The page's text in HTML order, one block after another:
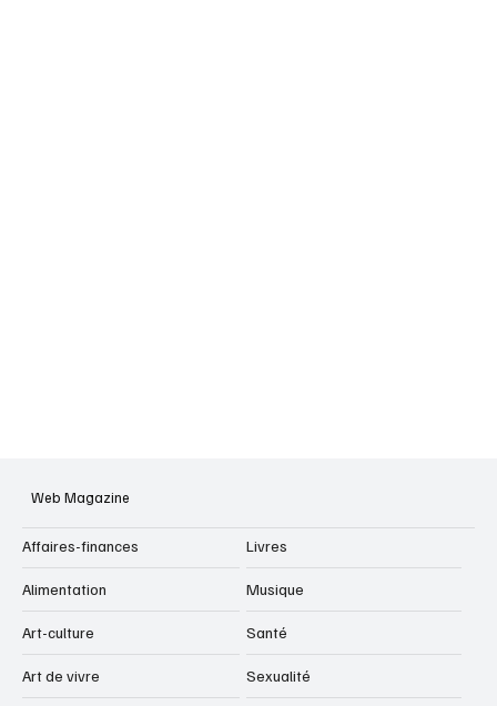
Web Magazine
Affaires-finances
Alimentation
Art-culture
Art de vivre
Livres
Musique
Santé
Sexualité